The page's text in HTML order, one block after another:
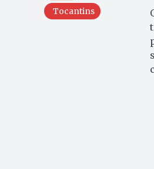
Tocantins